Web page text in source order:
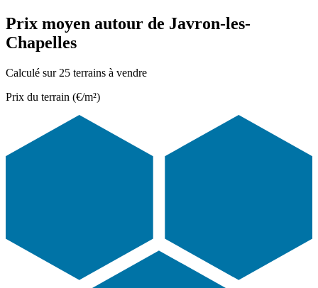
Prix moyen autour de Javron-les-
Chapelles
Calculé sur 25 terrains à vendre
Prix du terrain (€/m²)